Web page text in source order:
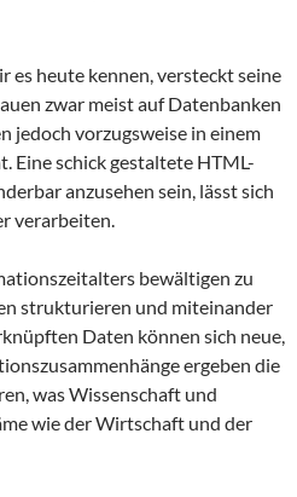
es heute kennen, versteckt seine
zwar meist auf Datenbanken
jedoch vorzugsweise in einem
Eine schick gestaltete HTML-
anzusehen sein, lässt sich
verarbeiten.
bewältigen zu
strukturieren und miteinander
Daten können sich neue,
ergeben die
was Wissenschaft und
wie der Wirtschaft und der